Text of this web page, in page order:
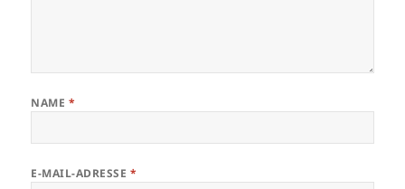
NAME *
E-MAIL-ADRESSE *